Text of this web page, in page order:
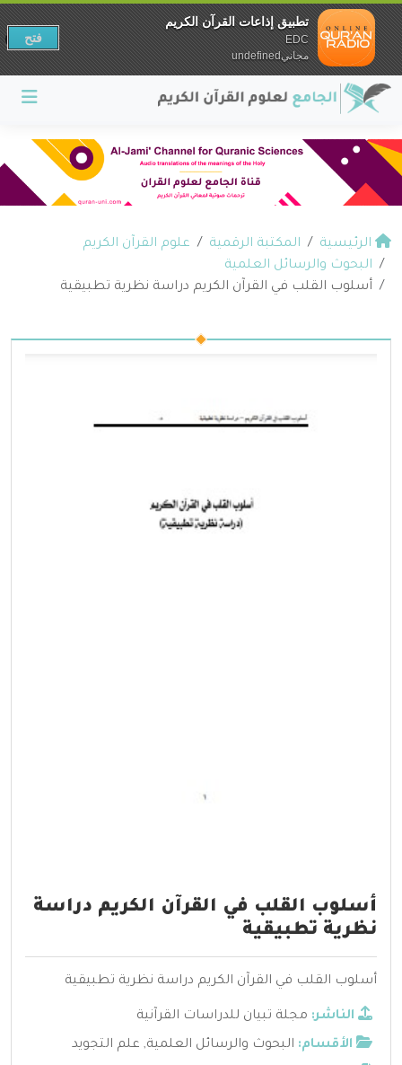
الرئيسية المكتبة الرقمية
علوم القرآن الكريم
البحوث والرسائل العلمية
أسلوب القلب في القرآن الكريم دراسة نظرية تطبيقية
أسلوب القلب في القرآن الكريم دراسة
نظرية تطبيقية
أسلوب القلب في القرآن الكريم دراسة نظرية تطبيقية
الناشر: مجلة تبيان للدراسات القرآنية
الأقسام: البحوث والرسائل العلمية, علم التجويد
تطبيق إذاعات القرآن الكريم
EDC
مجانيundefined
فتح